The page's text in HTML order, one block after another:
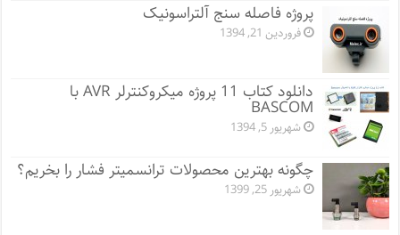
پروژه فاصله سنج آلتراسونیک
فروردین 21, 1394
دانلود کتاب 11 پروژه میکروکنترلر AVR با
BASCOM
شهریور 5, 1394
چگونه بهترین محصولات ترانسمیتر فشار را بخریم؟
شهریور 25, 1399